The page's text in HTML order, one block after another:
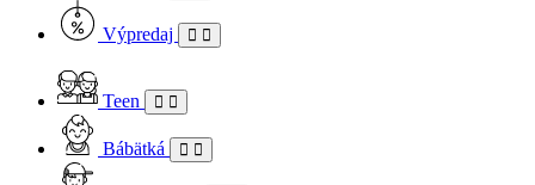
Výpredaj
Teen
Bábätká